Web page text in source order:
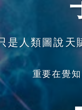
是人類圖說天
重要在覺